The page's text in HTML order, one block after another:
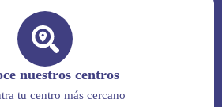
nuestros centros
tu centro más cercano